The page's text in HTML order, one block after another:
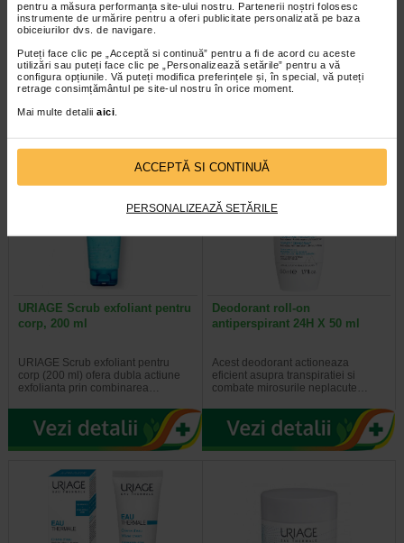
pentru a măsura performanța site-ului nostru. Partenerii noștri folosesc
instrumente de urmărire pentru a oferi publicitate personalizată pe baza
obiceiurilor dvs. de navigare.
Puteți face clic pe „Acceptă si continuă” pentru a fi de acord cu aceste
utilizări sau puteți face clic pe „Personalizează setările” pentru a vă
configura opțiunile. Vă puteți modifica preferințele și, în special, vă puteți
retrage consimțământul pe site-ul nostru în orice moment.
Mai multe detalii aici
ACCEPTĂ SI CONTINUĂ
PERSONALIZEAZĂ SETĂRILE
URIAGE Bariederm Cica-crema
reparatoare X 100 ml
Bariederm Cica Crema
Reparatoare cu Cu-Zn+ este
perfecta pentru rani minore de zi…
URIAGE Bariederm Crema de
maini X 50 ml
Crema de maini Bariederm
creeaza o adevarata bariera.
Descriere Calmeaza, catifeleaza…
URIAGE Scrub exfoliant pentru
corp, 200 ml
URIAGE Scrub exfoliant pentru
corp (200 ml) ofera dubla actiune
exfolianta prin combinarea…
Deodorant roll-on
antiperspirant 24H X 50 ml
Acest deodorant actioneaza
eficient asupra transpiratiei si
combate mirosurile neplacute…